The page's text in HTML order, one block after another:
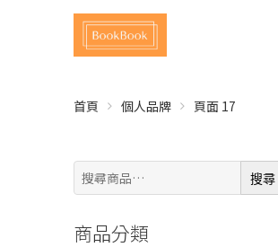
首頁 個人品牌 頁面 17
搜
尋:
搜尋
商品分類